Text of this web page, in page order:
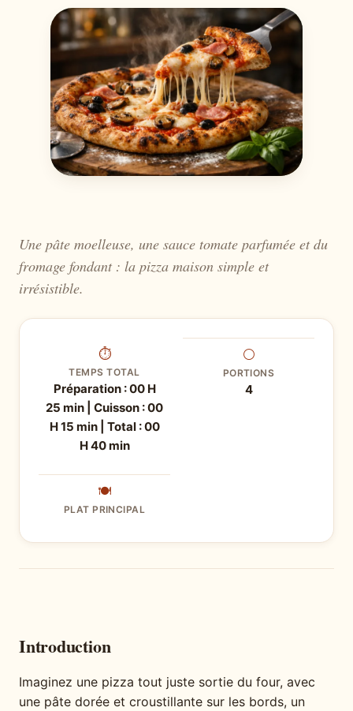
Une pâte moelleuse, une sauce tomate parfumée et du
fromage fondant : la pizza maison simple et
irrésistible.
⏱
TEMPS TOTAL
Préparation : 00 H
25 min | Cuisson : 00
H 15 min | Total : 00
H 40 min
⚪
PORTIONS
4
🍽
PLAT PRINCIPAL
Introduction
Imaginez une pizza tout juste sortie du four, avec
une pâte dorée et croustillante sur les bords, un